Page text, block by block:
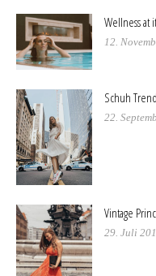
Wellness at
12.
Schuh
22.
Vintage
29. Juli